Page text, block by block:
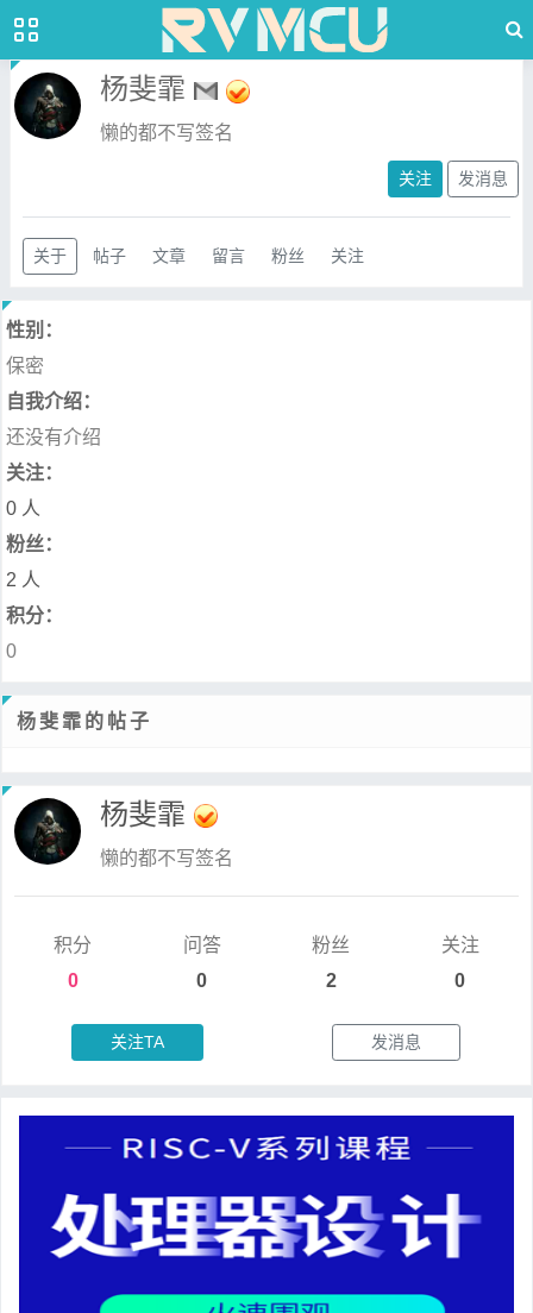
杨斐霏
懒的都不写签名
关注 发消息
关于 帖子 文章 留言 粉丝 关注
性别：
保密
自我介绍：
还没有介绍
关注：
0 人
粉丝：
2 人
积分：
0
杨斐霏的帖子
杨斐霏
懒的都不写签名
积分
0
问答
0
粉丝
2
关注
0
关注TA 发消息